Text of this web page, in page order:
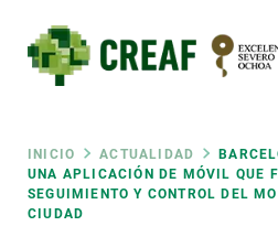
contenido
principal
Ruta
INICIO ACTUALIDAD
UNA APLICACIÓN DE MÓVIL QUE
SEGUIMIENTO Y CONTROL DEL
CIUDAD
RRSS
INTRANET